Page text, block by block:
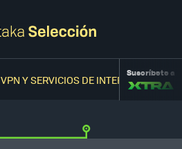
VPN Y SERVICIOS DE INTERNETSuscríbete a